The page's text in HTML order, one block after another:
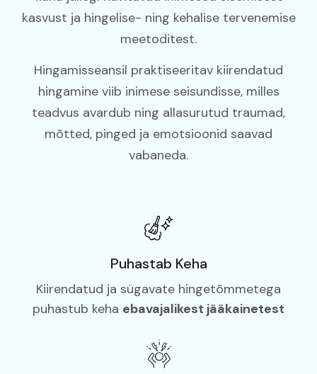
kasvust ja hingelise- ning kehalise tervenemise
meetoditest.
Hingamisseansil praktiseeritav kiirendatud
hingamine viib inimese seisundisse, milles
teadvus avardub ning allasurutud traumad,
mõtted, pinged ja emotsioonid saavad
vabaneda.
Puhastab Keha
Kiirendatud ja sügavate hingetõmmetega
puhastub keha ebavajalikest jääkainetest